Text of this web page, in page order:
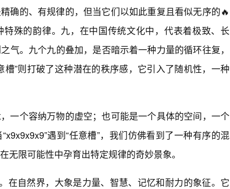
确的、有规律的，但当它们以如此重复且看似无序的🔥
殊的韵律。九，在中国传统文化中，代表着极致、长
气。九个九的叠加，是否暗示着一种力量的循环往复，
槽”则打破了这种潜在的秩序感，它引入了随机性，一种
一个容纳万物的虚空；也可能是一个具体的空间，一个
遇到“任意槽”，我们仿佛看到了一种有序的混
无限可能性中孕育出特定规律的奇妙景象。
在自然界，大象是力量、智慧、记忆和耐力的象征。它